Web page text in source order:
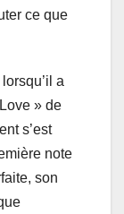
ce que
a
» de
s’est
note
son